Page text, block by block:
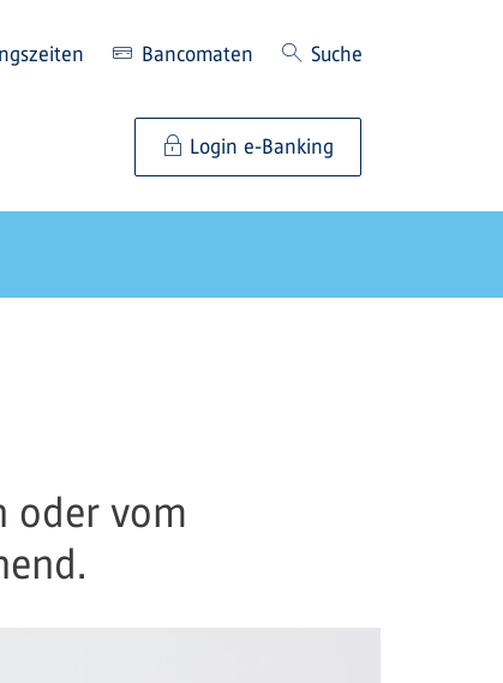
Bancomaten Suche
Login e-Banking
oder vom